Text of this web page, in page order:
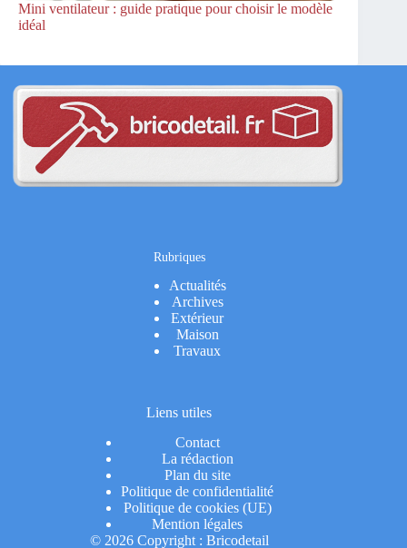
Mini ventilateur : guide pratique pour choisir le modèle
idéal
Rubriques
Actualités
Archives
Extérieur
Maison
Travaux
Liens utiles
Contact
La rédaction
Plan du site
Politique de confidentialité
Politique de cookies (UE)
Mention légales
© 2026 Copyright : Bricodetail